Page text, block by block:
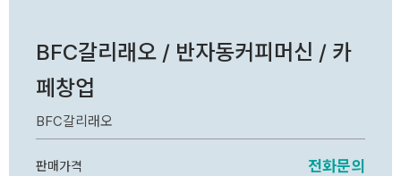
BFC갈리래오 / 반자동커피머신 / 카
페창업
BFC갈리래오
판매가격 전화문의